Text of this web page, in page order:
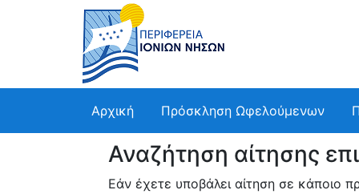
Αρχική Πρόσκληση Ωφελούμενων
Αναζήτηση αίτησης
Εάν έχετε υποβάλει αίτηση σε